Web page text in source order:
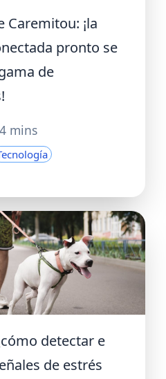
¡la
pronto se
de
4 mins
detectar e
de estrés